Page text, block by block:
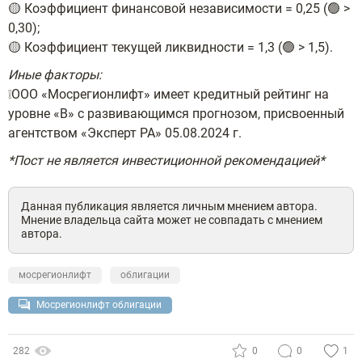
🟡 Коэффициент финансовой независимости = 0,25 (🟢 >
0,30);
🟡 Коэффициент текущей ликвидности = 1,3 (🟢 > 1,5).
Иные факторы:
❕ООО «Мосрегионлифт» имеет кредитный рейтинг на
уровне «В» с развивающимся прогнозом, присвоенный
агентством «Эксперт РА» 05.08.2024 г.
*Пост не является инвестиционной рекомендацией*
Данная публикация является личным мнением автора.
Мнение владельца сайта может не совпадать с мнением
автора.
мосрегионлифт облигации
Мосрегионлифт облигации
282 0 0 1